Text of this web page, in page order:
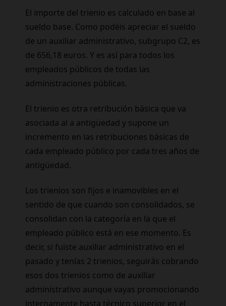
El importe del trienio es calculado en base al
sueldo base. Como podéis apreciar el sueldo
de un auxiliar administrativo, subgrupo C2, es
de 656,18 euros. Y es así para todos los
empleados públicos de todas las
administraciones públicas.
El trienio es otra retribución básica que va
asociada al a antigüedad y supone un
incremento en las retribuciones básicas de
cada empleado público por cada tres años de
antigüedad.
Los trienios son fijos e inamovibles en el
sentido de que cuando son consolidados, se
consolidan con la categoría en la que el
empleado público está en ese momento. Es
decir, si fuiste auxiliar administrativo en el
pasado y tenías 2 trienios, seguirás cobrando
esos dos trienios como de auxiliar
administrativo aunque vayas promocionando
internamente hasta técnico superior en el